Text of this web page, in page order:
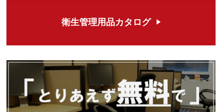
衛生管理用品カタログ